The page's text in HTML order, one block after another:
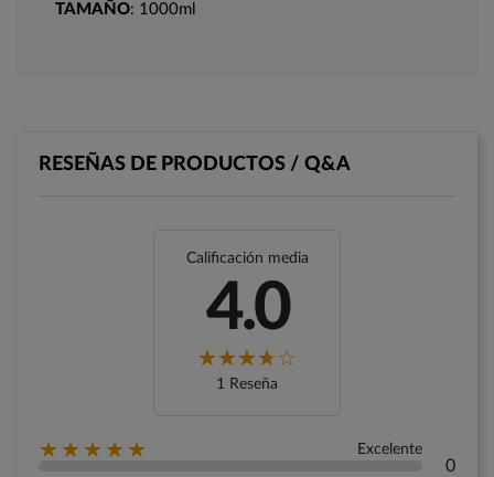
TAMAÑO: 1000ml
RESEÑAS DE PRODUCTOS / Q&A
Calificación media
4.0
1 Reseña
★★★★★ Excelente
0